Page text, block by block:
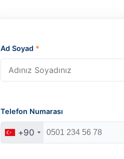
Ad Soyad *
Telefon Numarası
+90